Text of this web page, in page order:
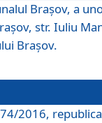
Brașov, a
str. Iuliu
Brașov.
2016,